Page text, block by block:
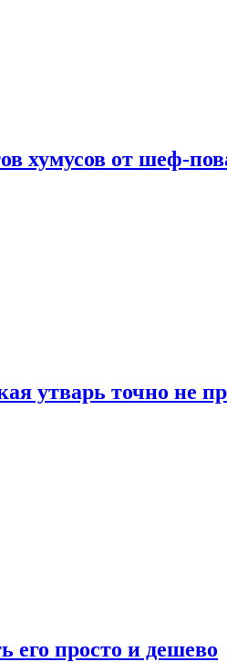
хумусов от шеф-
точно не
его просто и дешево